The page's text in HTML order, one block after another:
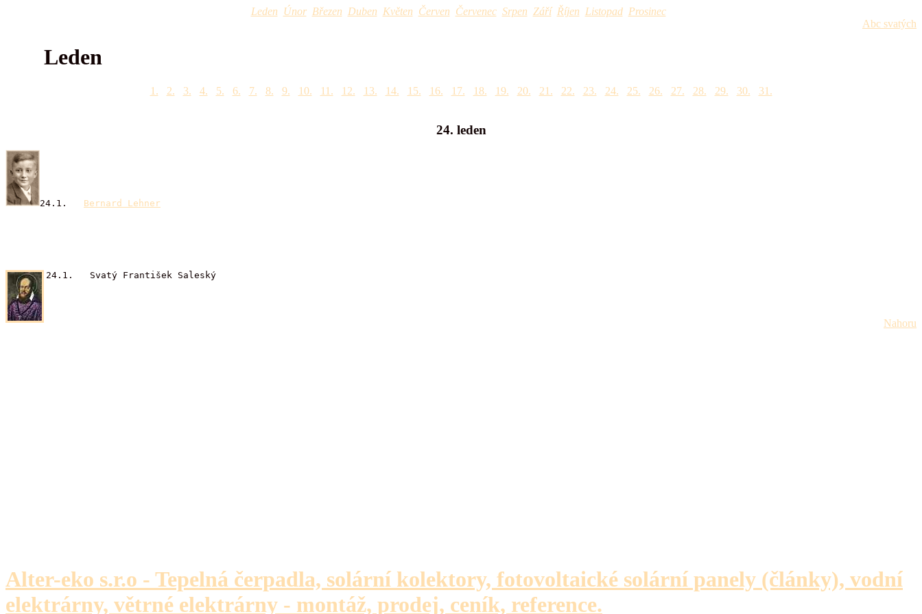
Leden Únor Březen Duben Květen Červen Červenec Srpen Září Říjen Listopad Prosinec
Abc svatých
Leden
1. 2. 3. 4. 5. 6. 7. 8. 9. 10. 11. 12. 13. 14. 15. 16. 17. 18. 19. 20. 21. 22. 23. 24. 25. 26. 27. 28. 29. 30. 31.
24. leden
24.1. Bernard Lehner
24.1. Svatý František Saleský
Nahoru
Alter-eko s.r.o - Tepelná čerpadla, solární kolektory, fotovoltaické solární panely (články), vodní
elektrárny, větrné elektrárny - montáž, prodej, ceník, reference.